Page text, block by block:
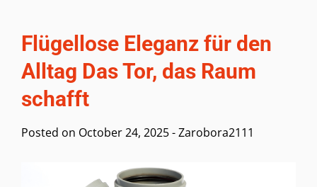
Flügellose Eleganz für den
Alltag Das Tor, das Raum
schafft
Posted on October 24, 2025-Zarobora2111